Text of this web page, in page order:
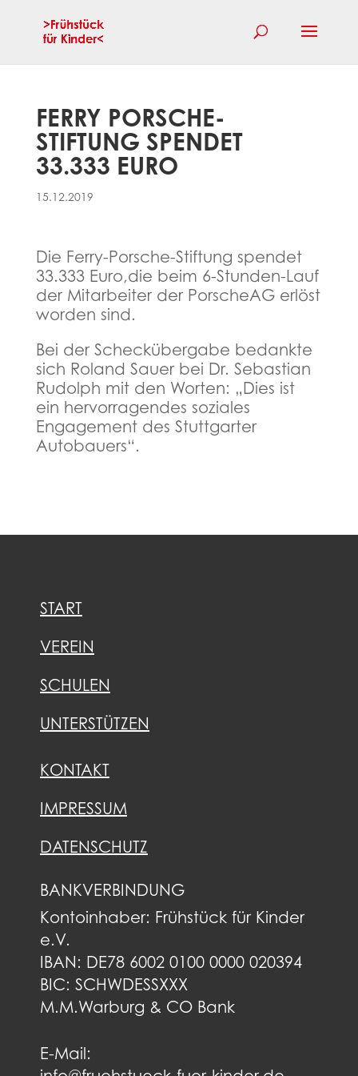
FERRY PORSCHE-
STIFTUNG SPENDET
33.333 EURO
15.12.2019
Die Ferry-Porsche-Stiftung spendet
33.333 Euro,die beim 6-Stunden-Lauf
der Mitarbeiter der PorscheAG erlöst
worden sind.
Bei der Scheckübergabe bedankte
sich Roland Sauer bei Dr. Sebastian
Rudolph mit den Worten: „Dies ist
ein hervorragendes soziales
Engagement des Stuttgarter
Autobauers“.
START
VEREIN
SCHULEN
UNTERSTÜTZEN
KONTAKT
IMPRESSUM
DATENSCHUTZ
BANKVERBINDUNG
Kontoinhaber: Frühstück für Kinder
e.V.
IBAN: DE78 6002 0100 0000 020394
BIC: SCHWDESSXXX
M.M.Warburg & CO Bank
E-Mail: